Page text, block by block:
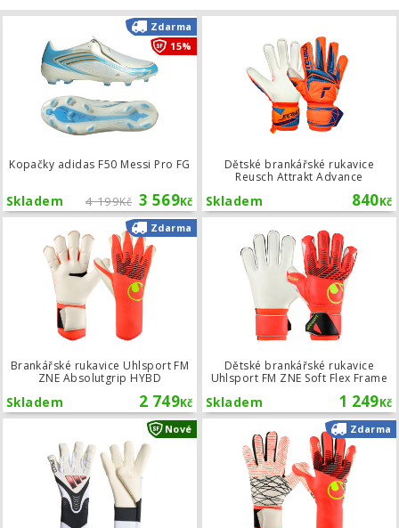
Kopačky adidas F50 Messi Pro FG
4 199Kč 3 569Kč
Skladem
Zdarma
15%
Dětské brankářské rukavice
Reusch Attrakt Advance
840Kč
Skladem
Brankářské rukavice Uhlsport FM
ZNE Absolutgrip HYBD
2 749Kč
Skladem
Zdarma
Dětské brankářské rukavice
Uhlsport FM ZNE Soft Flex Frame
1 249Kč
Skladem
Nové Dětské brankářské rukavice adidas
Zdarma